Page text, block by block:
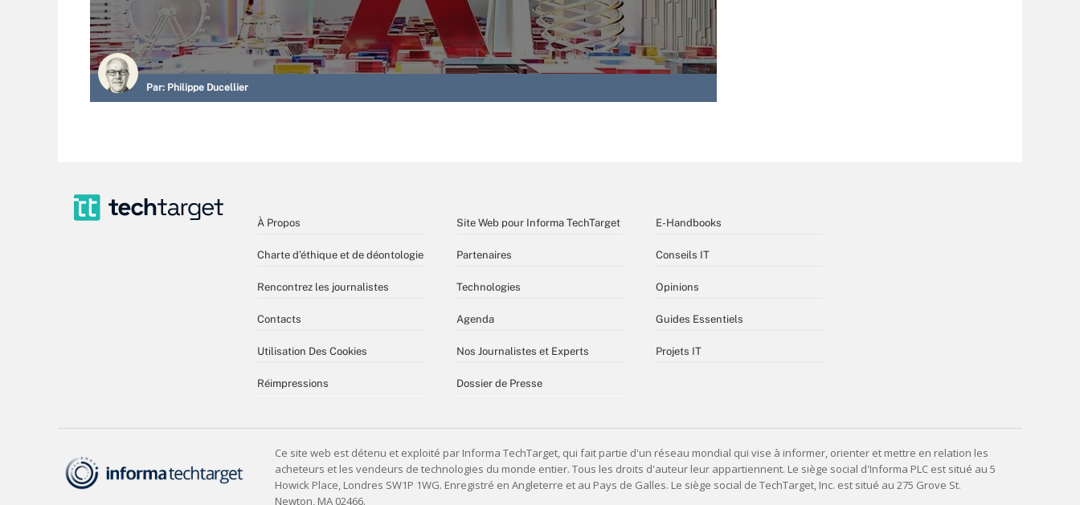
Par: Philippe Ducellier
À Propos
Charte d’éthique et de déontologie
Rencontrez les journalistes
Contacts
Utilisation Des Cookies
Réimpressions
Site Web pour Informa TechTarget
Partenaires
Technologies
Agenda
Nos Journalistes et Experts
Dossier de Presse
E-Handbooks
Conseils IT
Opinions
Guides Essentiels
Projets IT